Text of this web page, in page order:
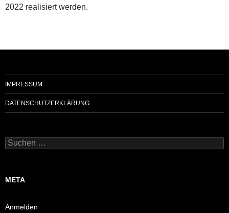
2022 realisiert werden.
IMPRESSUM
DATENSCHUTZERKLÄRUNG
Suchen
nach:
META
Anmelden